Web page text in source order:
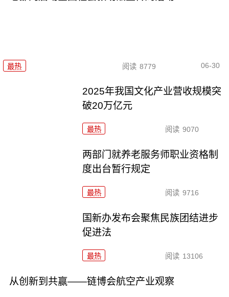
最热 阅读 8779 06-30
2025年我国文化产业营收规模突
破20万亿元
最热 阅读 9070
两部门就养老服务师职业资格制
度出台暂行规定
最热 阅读 9716
国新办发布会聚焦民族团结进步
促进法
最热 阅读 13106
从创新到共赢——链博会航空产业观察